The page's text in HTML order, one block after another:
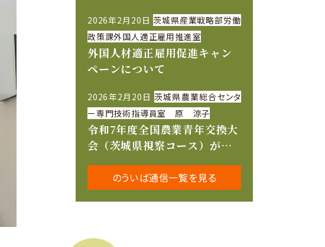
2026年2月20日 茨城県産業戦略部労働
政策課外国人適正雇用推進室
外国人材適正雇用促進キャン
ペーンについて
2026年2月20日 茨城県農業総合センタ
ー専門技術指導員室 原 涼子
令和7年度全国農業青年交換大
会（茨城県視察コース）が開
のういば通信一覧を見る